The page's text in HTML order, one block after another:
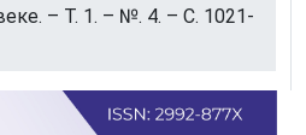
– Т. 1. – №. 4. – С. 1021-